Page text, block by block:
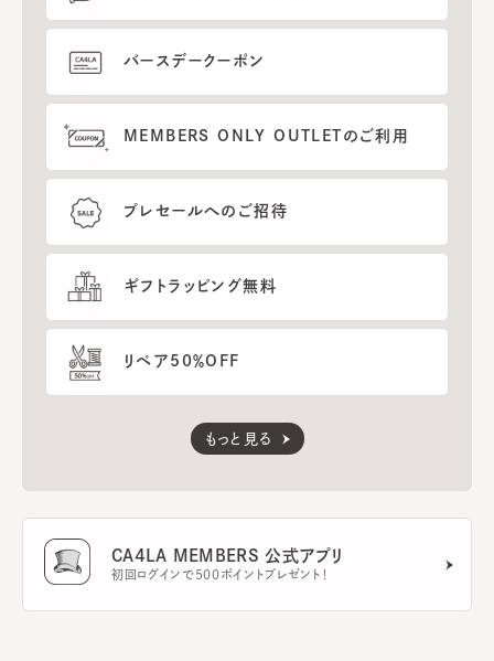
バースデークーポン
MEMBERS ONLY OUTLETのご利用
プレセールへのご招待
ギフトラッピング無料
リペア50％OFF
もっと見る
CA4LA MEMBERS 公式アプリ
初回ログインで500ポイントプレゼント！